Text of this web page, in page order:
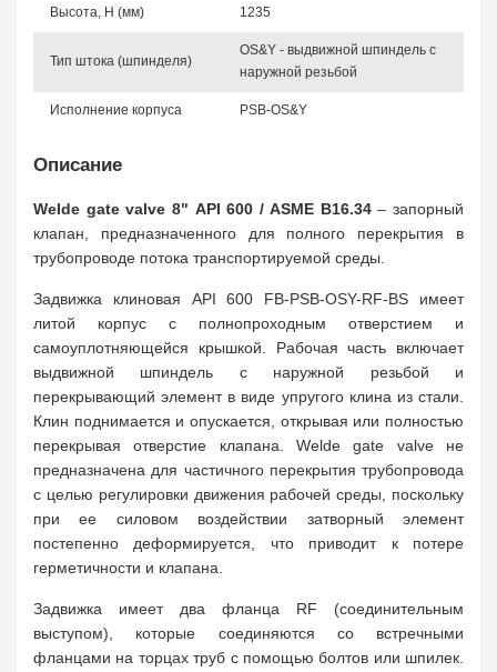
Высота, Н (мм) 1235
Тип штока (шпинделя)
OS&Y - выдвижной шпиндель с
наружной резьбой
Исполнение корпуса PSB-OS&Y
Описание
Welde gate valve 8" API 600 / ASME B16.34– запорный
клапан, предназначенного для полного перекрытия в
трубопроводе потока транспортируемой среды.
Задвижка клиновая API 600 FB-PSB-OSY-RF-BS имеет
литой корпус с полнопроходным отверстием и
самоуплотняющейся крышкой. Рабочая часть включает
выдвижной шпиндель с наружной резьбой и
перекрывающий элемент в виде упругого клина из стали.
Клин поднимается и опускается, открывая или полностью
перекрывая отверстие клапана. Welde gate valve не
предназначена для частичного перекрытия трубопровода
с целью регулировки движения рабочей среды, поскольку
при ее силовом воздействии затворный элемент
постепенно деформируется, что приводит к потере
герметичности и клапана.
Задвижка имеет два фланца RF (соединительным
выступом), которые соединяются со встречными
фланцами на торцах труб с помощью болтов или шпилек.